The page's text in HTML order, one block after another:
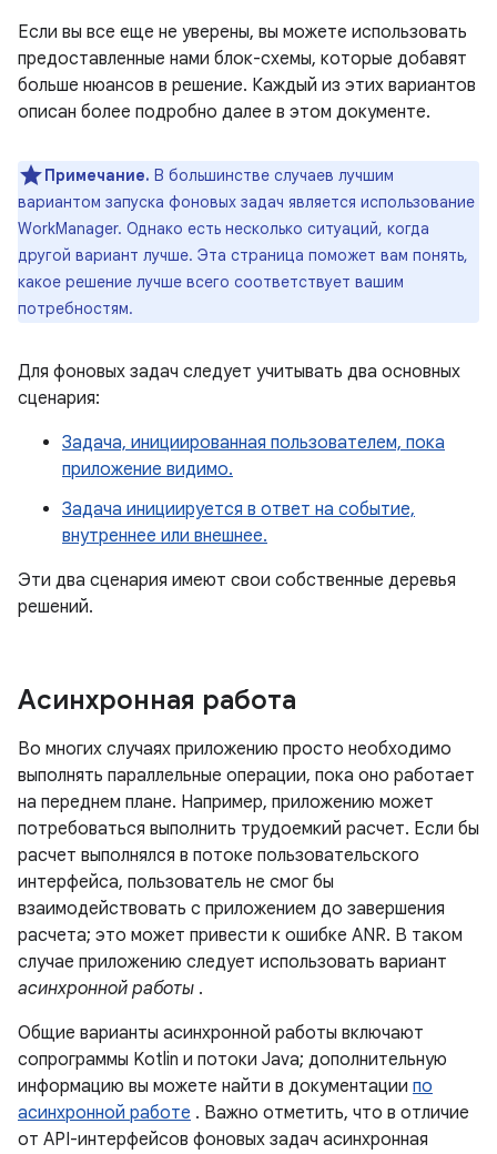
Если вы все еще не уверены, вы можете использовать
предоставленные нами блок-схемы, которые добавят
больше нюансов в решение. Каждый из этих вариантов
описан более подробно далее в этом документе.
Примечание. В большинстве случаев лучшим
вариантом запуска фоновых задач является использование
WorkManager. Однако есть несколько ситуаций, когда
другой вариант лучше. Эта страница поможет вам понять,
какое решение лучше всего соответствует вашим
потребностям.
Для фоновых задач следует учитывать два основных
сценария:
Задача, инициированная пользователем, пока
приложение видимо.
Задача инициируется в ответ на событие,
внутреннее или внешнее.
Эти два сценария имеют свои собственные деревья
решений.
Асинхронная работа
Во многих случаях приложению просто необходимо
выполнять параллельные операции, пока оно работает
на переднем плане. Например, приложению может
потребоваться выполнить трудоемкий расчет. Если бы
расчет выполнялся в потоке пользовательского
интерфейса, пользователь не смог бы
взаимодействовать с приложением до завершения
расчета; это может привести к ошибке ANR. В таком
случае приложению следует использовать вариант
асинхронной работы .
Общие варианты асинхронной работы включают
сопрограммы Kotlin и потоки Java; дополнительную
информацию вы можете найти в документации по
асинхронной работе . Важно отметить, что в отличие
от API-интерфейсов фоновых задач асинхронная